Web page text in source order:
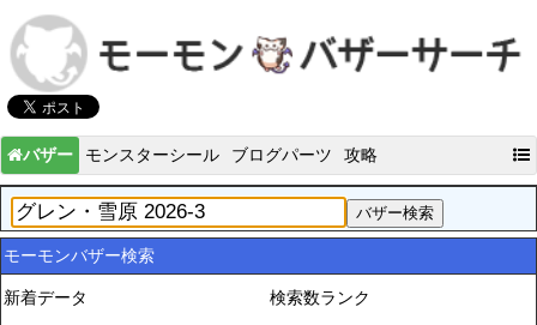
バザー モンスターシール ブログパーツ 攻略
モーモンバザー検索
新着データ
検索数ランク